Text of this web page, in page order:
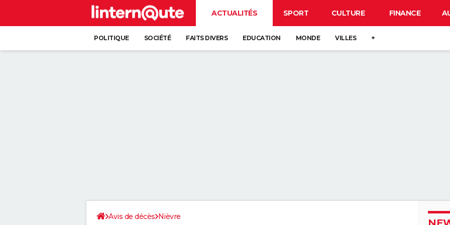
ACTUALITÉS SPORT CULTURE FINANCE
POLITIQUE SOCIÉTÉ FAITS DIVERS EDUCATION MONDE VILLES +
Avis de décès Nièvre